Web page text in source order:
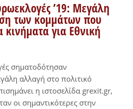
’19: Μεγάλη
των κομμάτων που
για Εθνική
σηματοδότησαν
αλλαγή στο πολιτικό
η ιστοσελίδα grexit.gr,
οι σημαντικότερες στην